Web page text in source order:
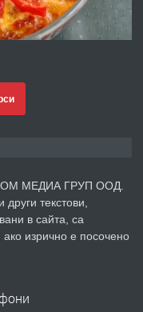
преди 2 години
уроци по
МЕДИА ГРУП ООД.
текстови,
в сайта, са
изрично е посочено